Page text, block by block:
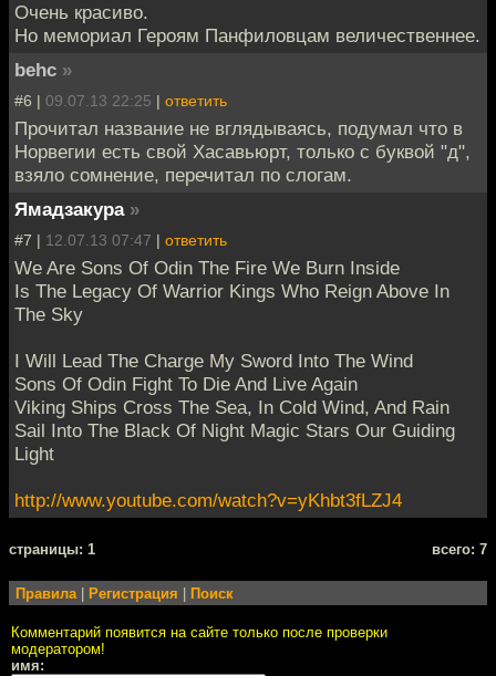
Очень красиво.
Но мемориал Героям Панфиловцам величественнее.
behc »
#6 | 09.07.13 22:25 | ответить
Прочитал название не вглядываясь, подумал что в
Норвегии есть свой Хасавьюрт, только с буквой "д",
взяло сомнение, перечитал по слогам.
Ямадзакура »
#7 | 12.07.13 07:47 | ответить
We Are Sons Of Odin The Fire We Burn Inside
Is The Legacy Of Warrior Kings Who Reign Above In
The Sky
I Will Lead The Charge My Sword Into The Wind
Sons Of Odin Fight To Die And Live Again
Viking Ships Cross The Sea, In Cold Wind, And Rain
Sail Into The Black Of Night Magic Stars Our Guiding
Light
http://www.youtube.com/watch?v=yKhbt3fLZJ4
cтраницы: 1 всего: 7
Правила| Регистрация Поиск
Комментарий появится на сайте только после проверки
модератором!
имя: